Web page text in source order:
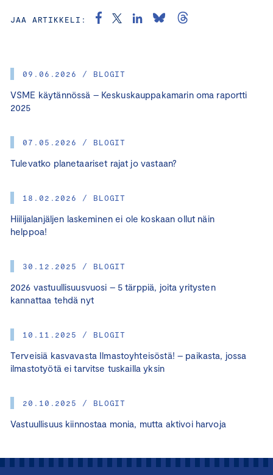
09.06.2026 / BLOGIT
VSME käytännössä – Keskuskauppakamarin oma raportti
2025
07.05.2026 / BLOGIT
Tulevatko planetaariset rajat jo vastaan?
18.02.2026 / BLOGIT
Hiilijalanjäljen laskeminen ei ole koskaan ollut näin
helppoa!
30.12.2025 / BLOGIT
2026 vastuullisuusvuosi – 5 tärppiä, joita yritysten
kannattaa tehdä nyt
10.11.2025 / BLOGIT
Terveisiä kasvavasta Ilmastoyhteisöstä! – paikasta, jossa
ilmastotyötä ei tarvitse tuskailla yksin
20.10.2025 / BLOGIT
Vastuullisuus kiinnostaa monia, mutta aktivoi harvoja
JAA ARTIKKELI: